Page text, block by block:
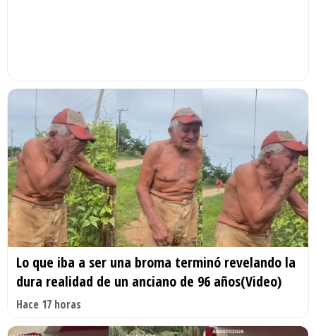
Lo que iba a ser una broma terminó revelando la
dura realidad de un anciano de 96 años(Video)
Hace 17 horas